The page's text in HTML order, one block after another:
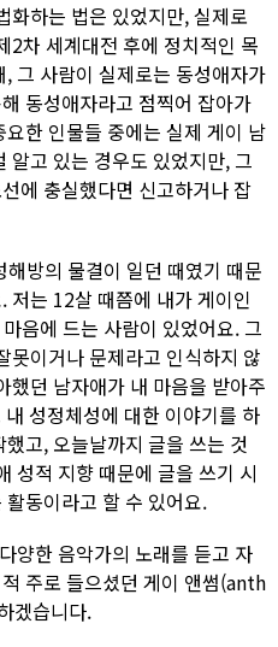
화하는 법은 있었지만, 실제로
2차 세계대전 후에 정치적인 목
그 사람이 실제로는 동성애자가
동성애자라고 점찍어 잡아가
한 인물들 중에는 실제 게이 남
알고 있는 경우도 있었지만, 그
에 충실했다면 신고하거나 잡
방의 물결이 일던 때였기 때문
저는 12살 때쯤에 내가 게이인
음에 드는 사람이 있었어요. 그
못이거나 문제라고 인식하지 않
했던 남자애가 내 마음을 받아주
성정체성에 대한 이야기를 하
고, 오늘날까지 글을 쓰는 것
성적 지향 때문에 글을 쓰기 시
동이라고 할 수 있어요.
양한 음악가의 노래를 듣고 자
주로 들으셨던 게이 앤썸(anth
겠습니다.